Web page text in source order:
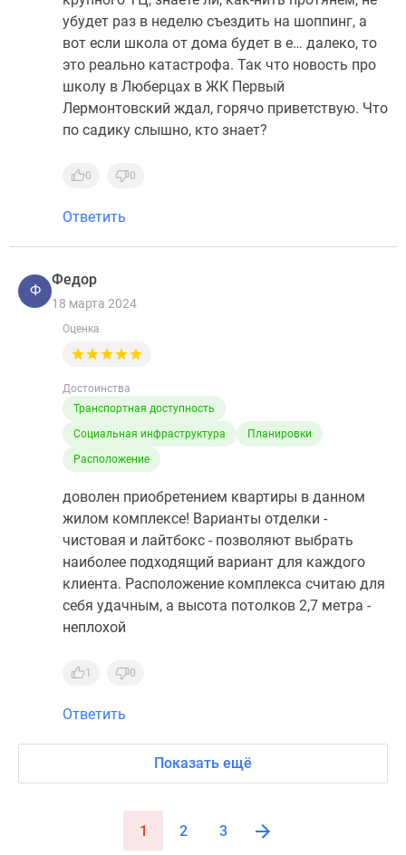
убудет раз в неделю съездить на шоппинг, а
вот если школа от дома будет в е… далеко, то
это реально катастрофа. Так что новость про
школу в Люберцах в ЖК Первый
Лермонтовский ждал, горячо приветствую. Что
по садику слышно, кто знает?
0 0
Ответить
Ф
Федор
18 марта 2024
Оценка
Достоинства
Транспортная доступность
Социальная инфраструктура
Планировки
Расположение
доволен приобретением квартиры в данном
жилом комплексе! Варианты отделки -
чистовая и лайтбокс - позволяют выбрать
наиболее подходящий вариант для каждого
клиента. Расположение комплекса считаю для
себя удачным, а высота потолков 2,7 метра -
неплохой
1 0
Ответить
Показать ещё
1 2 3